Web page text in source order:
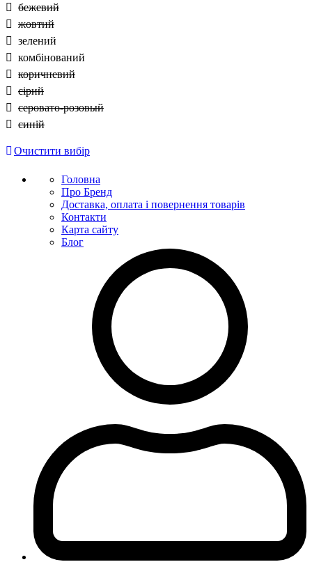
бежевий
жовтий
зелений
комбінований
коричневий
сірий
серовато-розовый
синій
Очистити вибір
Головна
Про Бренд
Доставка, оплата і повернення товарів
Контакти
Карта сайту
Блог